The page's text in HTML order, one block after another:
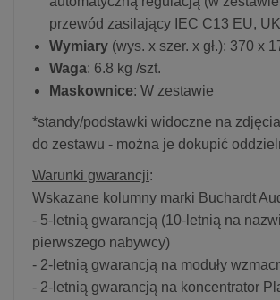
przewód zasilający IEC C13 EU,
Wymiary (wys. x szer. x gł.): 370 x
Waga: 6.8 kg /szt.
Maskownice: W zestawie
*standy/podstawki widoczne na
do zestawu - można je dokupić
Warunki gwarancji:
Wskazane kolumny marki Buchardt
- 5-letnią gwarancją (10-letnią na
pierwszego nabywcy)
- 2-letnią gwarancją na moduły
- 2-letnią gwarancją na koncentrator